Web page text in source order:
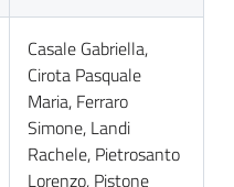
Casale Gabriella,
Cirota Pasquale
Maria, Ferraro
Simone, Landi
Rachele, Pietrosanto
Lorenzo, Pistone